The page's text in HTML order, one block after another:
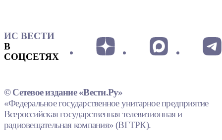
ИС ВЕСТИ
В
СОЦСЕТЯХ
© Сетевое издание «Вести.Ру»
«Федеральное государственное унитарное предприятие
Всероссийская государственная телевизионная и
радиовещательная компания» (ВГТРК).